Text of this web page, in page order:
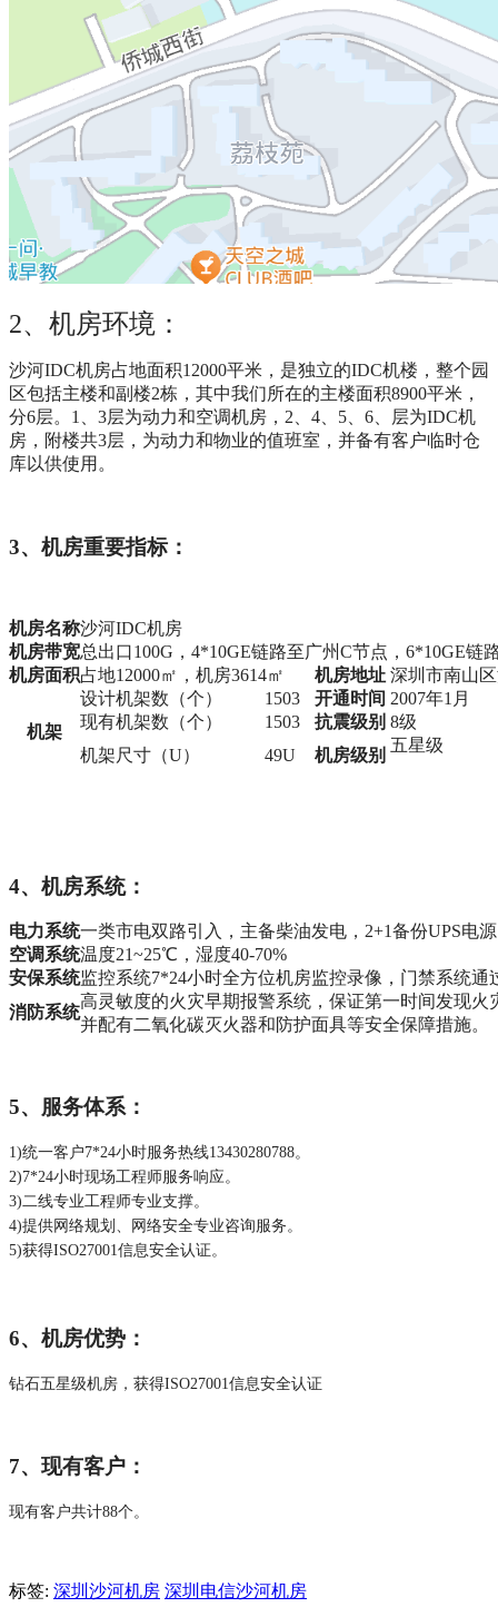
2、机房环境：
沙河IDC机房占地面积12000平米，是独立的IDC机楼，整个园
区包括主楼和副楼2栋，其中我们所在的主楼面积8900平米，
分6层。1、3层为动力和空调机房，2、4、5、6、层为IDC机
房，附楼共3层，为动力和物业的值班室，并备有客户临时仓
库以供使用。
3、机房重要指标：
机房名称沙河IDC机房
机房带宽总出口100G，4*10GE链路至广州C节点，6*10GE链
机房面积占地12000㎡，机房3614㎡ 机房地址 深圳市南山
机架
设计机架数（个） 1503 开通时间 2007年1月
现有机架数（个）
1503 抗震级别 8级
机架尺寸（U）
49U 机房级别
五星级
4、机房系统：
电力系统一类市电双路引入，主备柴油发电，2+1备份UPS电源
空调系统温度21~25℃，湿度40-70%
安保系统监控系统7*24小时全方位机房监控录像，门禁系统通
消防系统
高灵敏度的火灾早期报警系统，保证第一时间发现
并配有二氧化碳灭火器和防护面具等安全保障措施。
5、服务体系：
1)统一客户7*24小时服务热线13430280788。
2)7*24小时现场工程师服务响应。
3)二线专业工程师专业支撑。
4)提供网络规划、网络安全专业咨询服务。
5)获得ISO27001信息安全认证。
6、机房优势：
钻石五星级机房，获得ISO27001信息安全认证
7、现有客户：
现有客户共计88个。
标签: 深圳沙河机房 深圳电信沙河机房